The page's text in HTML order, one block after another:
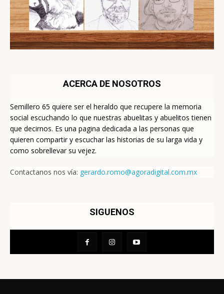
ACERCA DE NOSOTROS
Semillero 65 quiere ser el heraldo que recupere la memoria
social escuchando lo que nuestras abuelitas y abuelitos tienen
que decirnos. Es una pagina dedicada a las personas que
quieren compartir y escuchar las historias de su larga vida y
como sobrellevar su vejez.
Contactanos nos vía: gerardo.romo@agoradigital.com.mx
SIGUENOS